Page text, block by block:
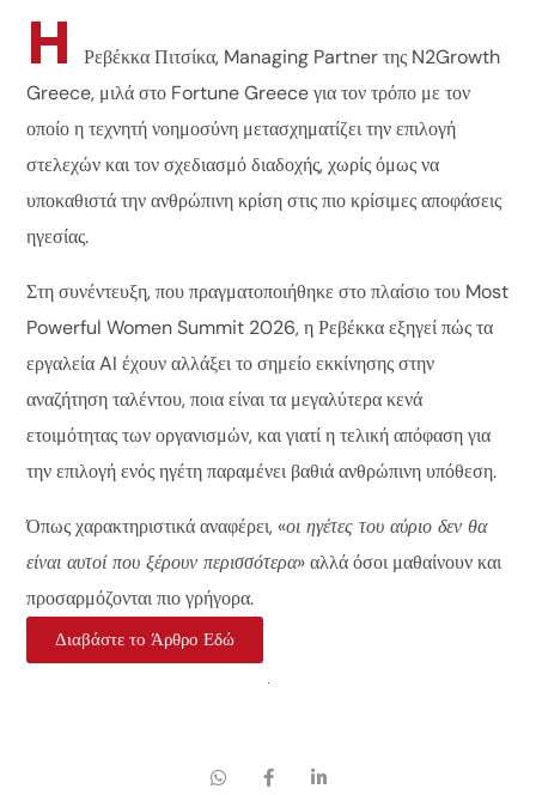
Η
Ρεβέκκα Πιτσίκα, Managing Partner της N2Growth
Greece, μιλά στο Fortune Greece για τον τρόπο με τον
οποίο η τεχνητή νοημοσύνη μετασχηματίζει την επιλογή
στελεχών και τον σχεδιασμό διαδοχής, χωρίς όμως να
υποκαθιστά την ανθρώπινη κρίση στις πιο κρίσιμες αποφάσεις
ηγεσίας.
Στη συνέντευξη, που πραγματοποιήθηκε στο πλαίσιο του Most
Powerful Women Summit 2026, η Ρεβέκκα εξηγεί πώς τα
εργαλεία AI έχουν αλλάξει το σημείο εκκίνησης στην
αναζήτηση ταλέντου, ποια είναι τα μεγαλύτερα κενά
ετοιμότητας των οργανισμών, και γιατί η τελική απόφαση για
την επιλογή ενός ηγέτη παραμένει βαθιά ανθρώπινη υπόθεση.
Όπως χαρακτηριστικά αναφέρει, «οι ηγέτες του αύριο δεν θα
είναι αυτοί που ξέρουν περισσότερα» αλλά όσοι μαθαίνουν και
προσαρμόζονται πιο γρήγορα.
Διαβάστε το Άρθρο Εδώ